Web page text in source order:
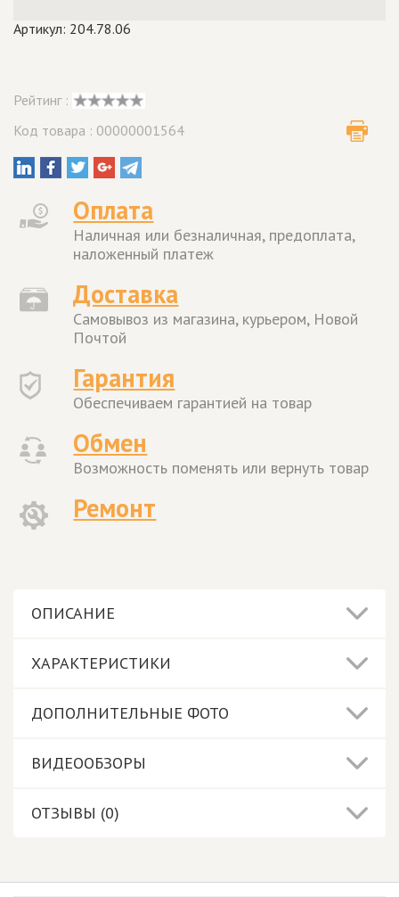
Артикул: 204.78.06
Рейтинг :
Код товара : 00000001564
Оплата
Наличная или безналичная, предоплата,
наложенный платеж
Доставка
Самовывоз из магазина, курьером, Новой
Почтой
Гарантия
Обеспечиваем гарантией на товар
Обмен
Возможность поменять или вернуть товар
Ремонт
ОПИСАНИЕ
ХАРАКТЕРИСТИКИ
ДОПОЛНИТЕЛЬНЫЕ ФОТО
ВИДЕООБЗОРЫ
ОТЗЫВЫ (0)